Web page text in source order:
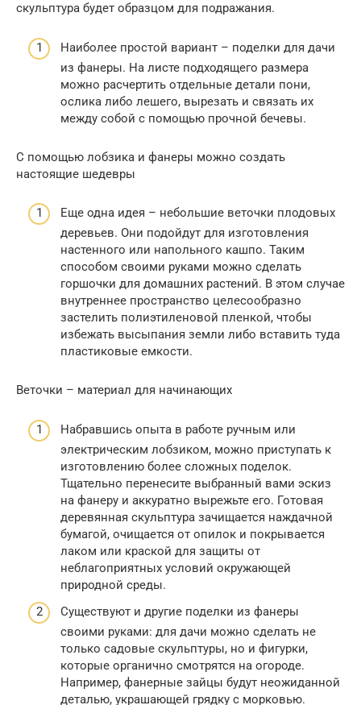
скульптура будет образцом для подражания.
Наиболее простой вариант – поделки для дачи
из фанеры. На листе подходящего размера
можно расчертить отдельные детали пони,
ослика либо лешего, вырезать и связать их
между собой с помощью прочной бечевы.
С помощью лобзика и фанеры можно создать
настоящие шедевры
Еще одна идея – небольшие веточки плодовых
деревьев. Они подойдут для изготовления
настенного или напольного кашпо. Таким
способом своими руками можно сделать
горшочки для домашних растений. В этом случае
внутреннее пространство целесообразно
застелить полиэтиленовой пленкой, чтобы
избежать высыпания земли либо вставить туда
пластиковые емкости.
Веточки – материал для начинающих
Набравшись опыта в работе ручным или
электрическим лобзиком, можно приступать к
изготовлению более сложных поделок.
Тщательно перенесите выбранный вами эскиз
на фанеру и аккуратно вырежьте его. Готовая
деревянная скульптура зачищается наждачной
бумагой, очищается от опилок и покрывается
лаком или краской для защиты от
неблагоприятных условий окружающей
природной среды.
Существуют и другие поделки из фанеры
своими руками: для дачи можно сделать не
только садовые скульптуры, но и фигурки,
которые органично смотрятся на огороде.
Например, фанерные зайцы будут неожиданной
деталью, украшающей грядку с морковью.